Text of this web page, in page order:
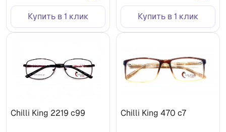
Купить в 1 клик Купить в 1 клик
Chilli King 2219 с99 Chilli King 470 с7